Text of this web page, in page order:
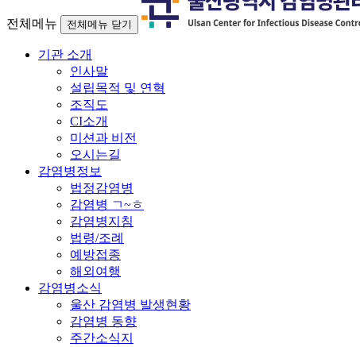
전체메뉴 전체메뉴 닫기
기관 소개
인사말
설립목적 및 연혁
조직도
CI소개
미션과 비전
오시는길
감염병정보
법정감염병
감염병 ㄱ~ㅎ
감염병지침
법령/조례
예방접종
해외여행
감염병소식
울산 감염병 발생현황
감염병 동향
주간소식지